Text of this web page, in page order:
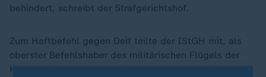
behindert, schreibt der Strafgerichtshof.
Zum Haftbefehl gegen Deif teilte der IStGH mit, als
oberster Befehlshaber des militärischen Flügels der
Hamas sei er verantwortlich für Verbrechen wie Mord,